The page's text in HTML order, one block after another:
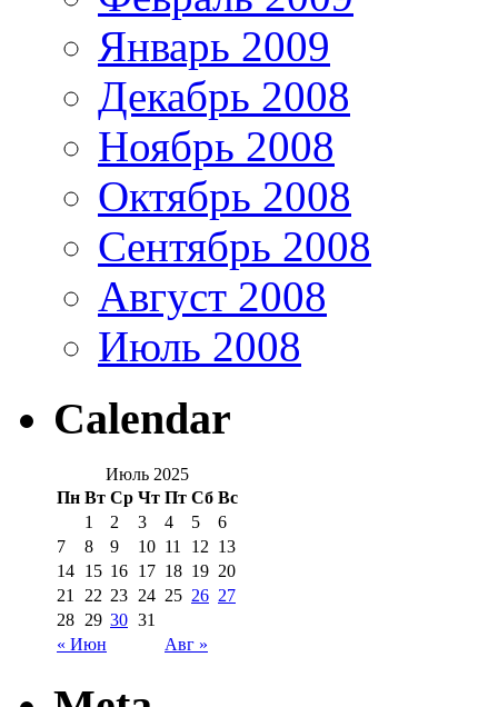
Январь 2009
Декабрь 2008
Ноябрь 2008
Октябрь 2008
Сентябрь 2008
Август 2008
Июль 2008
Calendar
Июль 2025
Пн Вт Ср Чт Пт Сб Вс
« Июн Авг »
1 2 3 4 5
6
7
8 9 10 11 12 13
14 15 16 17 18 19 20
21
22 23 24 25 26 27
28 29 30 31